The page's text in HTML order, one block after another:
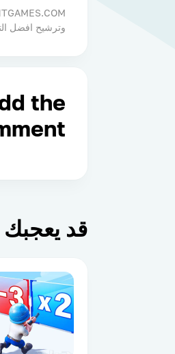
وترشيح افضل
the
قد يعجبك